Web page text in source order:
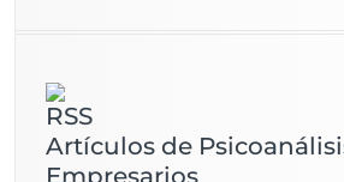
Artículos de